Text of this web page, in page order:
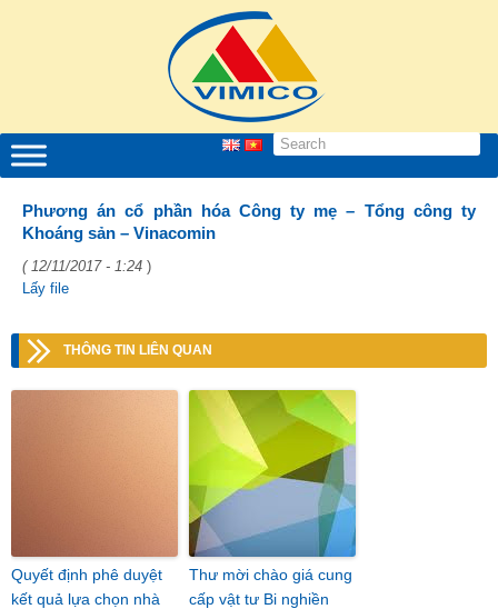
Phương án cổ phần hóa Công ty mẹ – Tổng công ty
Khoáng sản – Vinacomin
( 12/11/2017 - 1:24 )
Lấy file
THÔNG TIN LIÊN QUAN
Quyết định phê duyệt
kết quả lựa chọn nhà
Thư mời chào giá cung
cấp vật tư Bi nghiền